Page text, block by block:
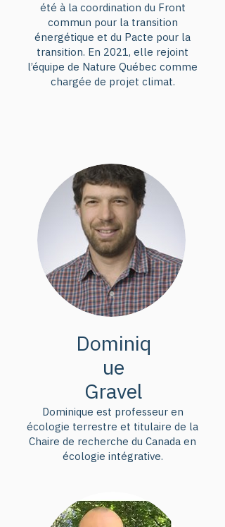
été à la coordination du Front
commun pour la transition
énergétique et du Pacte pour la
transition. En 2021, elle rejoint
l’équipe de Nature Québec comme
chargée de projet climat.
Dominiq
ue
Gravel
Dominique est professeur en
écologie terrestre et titulaire de la
Chaire de recherche du Canada en
écologie intégrative.